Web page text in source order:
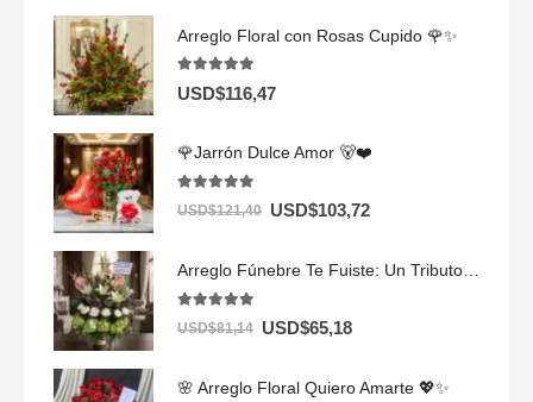
Arreglo Floral con Rosas Cupido 🌹✨
out of 5
USD$116,47
🌹Jarrón Dulce Amor 🐻❤️
out of 5
USD$121,40 USD$103,72
USD$81,14 USD$65,18
🌸 Arreglo Floral Quiero Amarte 💖✨